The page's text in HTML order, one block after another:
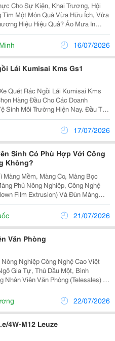
Cho Sự Kiện, Khai Trương, Hội
Hiệu Hiệu Quả? Áo Mưa In
Là Lựa Chọn Được Nhiều Doanh
Nghiệp, Công Đoàn Và Tổ Chức Tin Dùng. ✔️ In Logo,...
16/07/2026
Lái Kumisai Kms Gs1
Hàng Đầu Cho Các Doanh
Sinh Môi Trường Hiện Nay. Đầu Tư
Chắc Chắn Là Một Quyết Định Vừa
Đến Hiệu Quả Làm Sạch Vượt Trội.
17/07/2026
Sinh Có Phù Hợp Với Công
Không?
Màng Mềm, Màng Co, Màng Bọc
Phủ Nông Nghiệp, Công Nghệ
Film Extrusion) Và Đùn Màng
Là Những Phương Pháp Gia
Trình Này Đòi Hỏi Polymer Nóng21/07/2026
Văn Phòng
Nông Nghiệp Công Nghệ Cao Việt
Đào Tạo Từ Đầu Thu Nhập: 8 - 15 Triệu/Tháng (...
22/07/2026
4W-M12 Leuze